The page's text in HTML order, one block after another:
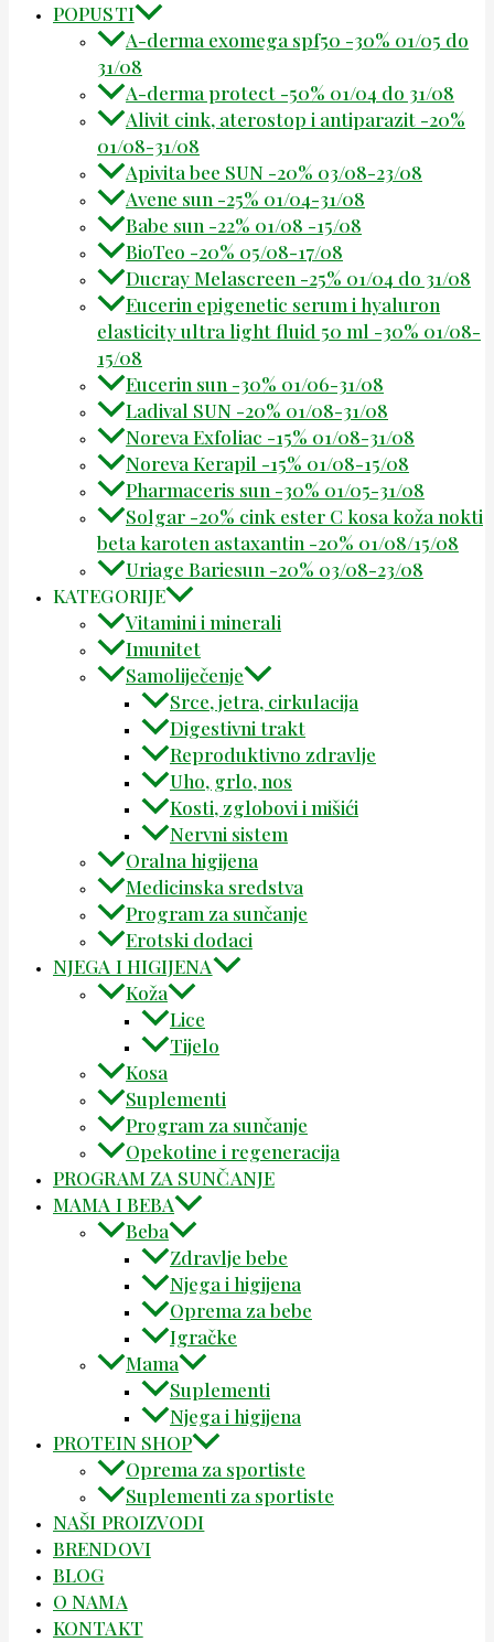
POPUSTI
A-derma exomega spf50 -30% 01/05 do
31/08
A-derma protect -50% 01/04 do 31/08
Alivit cink, aterostop i antiparazit -20%
01/08-31/08
Apivita bee SUN -20% 03/08-23/08
Avene sun -25% 01/04-31/08
Babe sun -22% 01/08 -15/08
BioTeo -20% 05/08-17/08
Ducray Melascreen -25% 01/04 do 31/08
Eucerin epigenetic serum i hyaluron
elasticity ultra light fluid 50 ml -30% 01/08-
15/08
Eucerin sun -30% 01/06-31/08
Ladival SUN -20% 01/08-31/08
Noreva Exfoliac -15% 01/08-31/08
Noreva Kerapil -15% 01/08-15/08
Pharmaceris sun -30% 01/05-31/08
Solgar -20% cink ester C kosa koža nokti
beta karoten astaxantin -20% 01/08/15/08
Uriage Bariesun -20% 03/08-23/08
KATEGORIJE
Vitamini i minerali
Imunitet
Samoliječenje
Srce, jetra, cirkulacija
Digestivni trakt
Reproduktivno zdravlje
Uho, grlo, nos
Kosti, zglobovi i mišići
Nervni sistem
Oralna higijena
Medicinska sredstva
Program za sunčanje
Erotski dodaci
NJEGA I HIGIJENA
Koža
Lice
Tijelo
Kosa
Suplementi
Program za sunčanje
Opekotine i regeneracija
PROGRAM ZA SUNČANJE
MAMA I BEBA
Beba
Zdravlje bebe
Njega i higijena
Oprema za bebe
Igračke
Mama
Suplementi
Njega i higijena
PROTEIN SHOP
Oprema za sportiste
Suplementi za sportiste
NAŠI PROIZVODI
BRENDOVI
BLOG
O NAMA
KONTAKT